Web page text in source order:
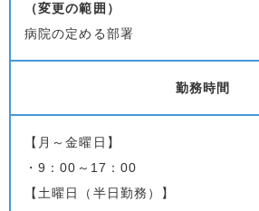
（変更の範囲）
病院の定める部署
勤務時間
【月～金曜日】
・9：00～17：00
【土曜日（半日勤務）】